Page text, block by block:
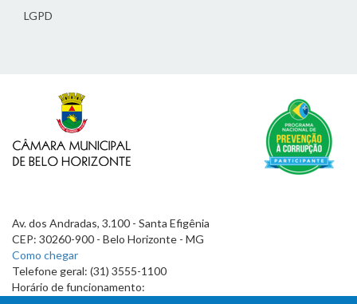
LGPD
Av. dos Andradas, 3.100 - Santa Efigênia
CEP: 30260-900 - Belo Horizonte - MG
Como chegar
Telefone geral: (31) 3555-1100
Horário de funcionamento: